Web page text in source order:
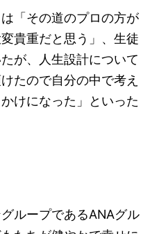
「その道のプロの方が
貴重だと思う」、生徒
が、人生設計について
たので自分の中で考え
けになった」といった
ループであるANAグル